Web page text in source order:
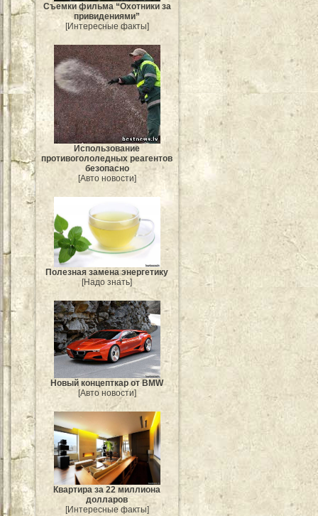
Съемки фильма “Охотники за
привидениями”
[Интересные факты]
Использование
противогололедных реагентов
безопасно
[Авто новости]
Полезная замена энергетику
[Надо знать]
Новый концепткар от BMW
[Авто новости]
Квартира за 22 миллиона
долларов
[Интересные факты]